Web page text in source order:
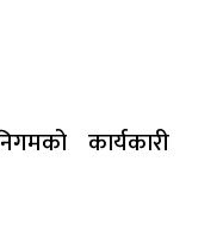
कार्यकारी